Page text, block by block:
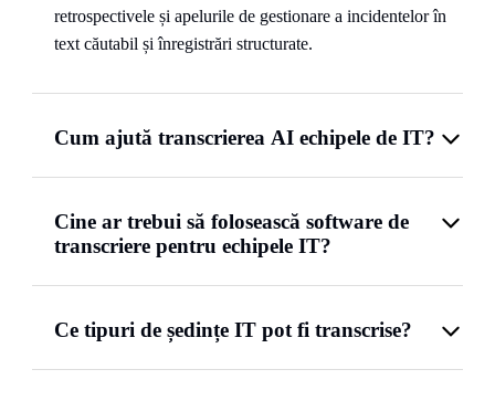
retrospectivele și apelurile de gestionare a incidentelor în
text căutabil și înregistrări structurate.
Cum ajută transcrierea AI echipele de IT?
Cine ar trebui să folosească software de
transcriere pentru echipele IT?
Ce tipuri de ședințe IT pot fi transcrise?